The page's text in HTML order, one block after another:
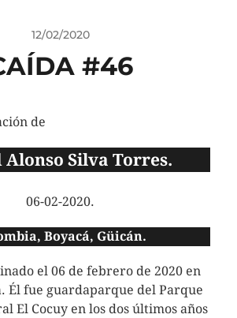
12/02/2020
#46
de
Alonso Silva Torres.
06-02-2020.
Boyacá, Güicán.
el 06 de febrero de 2020 en
Él fue guardaparque del Parque
El Cocuy en los dos últimos años